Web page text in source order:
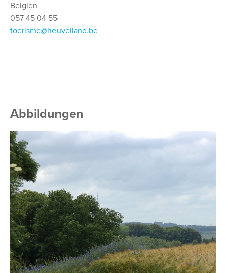
Belgien
057 45 04 55
toerisme@heuvelland.be
Abbildungen